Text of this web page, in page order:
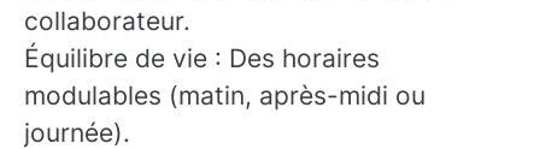
collaborateur.
Équilibre de vie : Des horaires
modulables (matin, après-midi ou
journée).